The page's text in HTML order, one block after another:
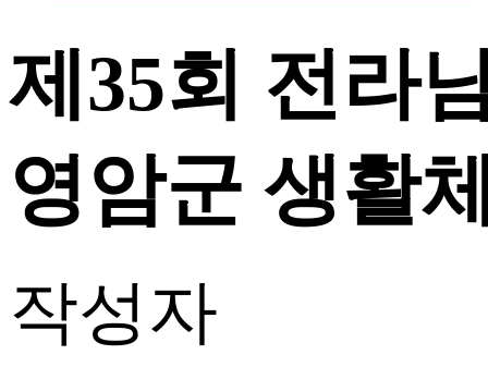
제35회 전라
영암군 생활
작성자